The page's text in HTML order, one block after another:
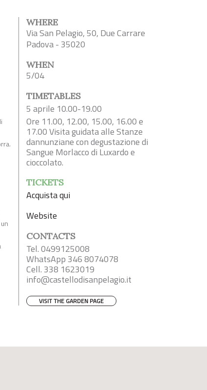
WHERE
Via San Pelagio, 50, Due Carrare
Padova - 35020
WHEN
5/04
TIMETABLES
5 aprile 10.00-19.00
Ore 11.00, 12.00, 15.00, 16.00 e
17.00 Visita guidata alle Stanze
dannunziane con degustazione di
Sangue Morlacco di Luxardo e
cioccolato.
TICKETS
Acquista qui
Website
CONTACTS
Tel. 0499125008
WhatsApp 346 8074078
Cell. 338 1623019
info@castellodisanpelagio.it
VISIT THE GARDEN PAGE